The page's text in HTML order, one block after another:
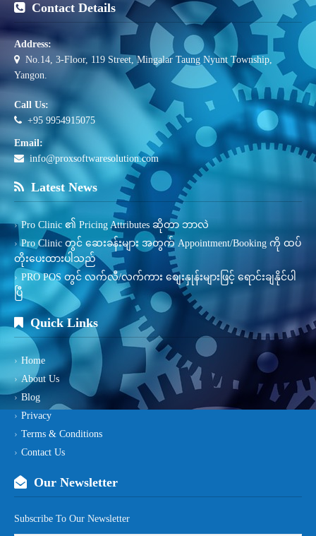
Contact Details
Address:
No.14, 3-Floor, 119 Street, Mingalar Taung Nyunt Township,
Yangon.
Call Us:
+95 9954915075
Email:
info@proxsoftwaresolution.com
Latest News
Pro Clinic ၏ Pricing Attributes ဆိုတာ ဘာလဲ
Pro Clinic တွင် ဆေးခန်းများ အတွက် Appointment/Booking ကို ထပ်
တိုးပေးထားပါသည်
PRO POS တွင် လက်လီ/လက်ကား စျေးနှုန်းများဖြင့် ရောင်းချနိုင်ပါ
ပြီ
Quick Links
Home
About Us
Blog
Privacy
Terms & Conditions
Contact Us
Our Newsletter
Subscribe To Our Newsletter